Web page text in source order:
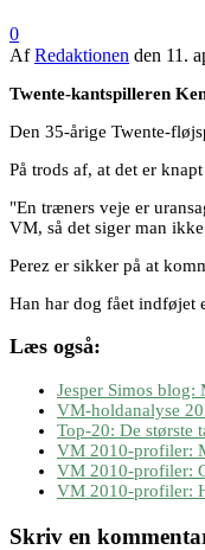
0
AfRedaktionen den 11.
Twente-kantspilleren
Den 35-årige Twente-
På trods af, at det er
"En træners veje er
VM, så det siger man
Perez er sikker på at
Han har dog fået indføjet
Læs også:
Jesper Simos
VM-holdanalyse
Top-20: De største
VM 2010-profiler:
VM 2010-profiler:
VM 2010-profiler:
Skriv en